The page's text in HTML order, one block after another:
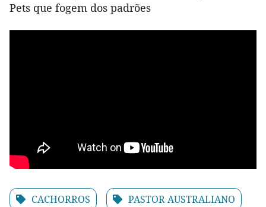
Pets que fogem dos padrões
CACHORROS PASTOR AUSTRALIANO